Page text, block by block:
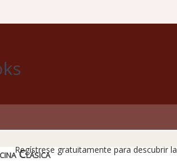
Los libros
Regístrese gratuitamente para descubrir
Clásica